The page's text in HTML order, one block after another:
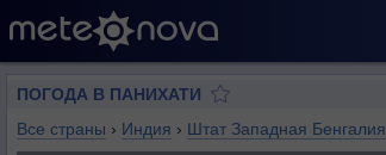
ПОГОДА В ПАНИХАТИ
Все страны › Индия › Штат Западная Бенгалия